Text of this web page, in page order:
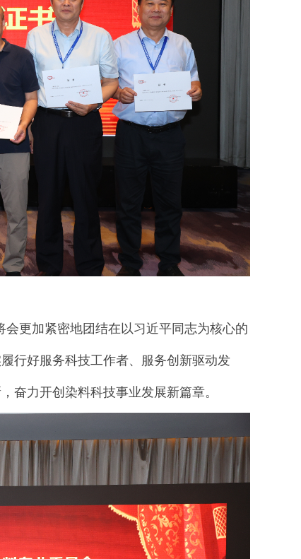
会更加紧密地团结在以习近平同志为核心的
履行好服务科技工作者、服务创新驱动发
奋力开创 染料科技事业发展新篇章。